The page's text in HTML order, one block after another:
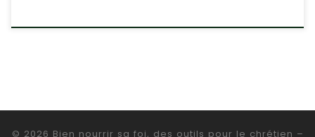
© 2026 Bien nourrir sa foi, des outils pour le chrétien –